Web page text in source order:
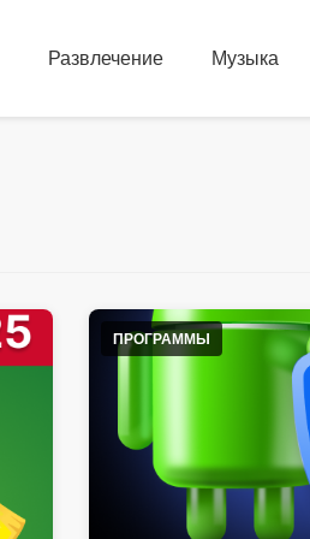
Развлечение Музыка
ПРОГРАММЫ